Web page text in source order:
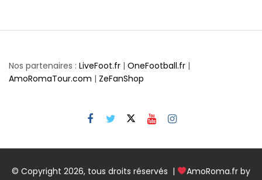
Nos partenaires : LiveFoot.fr | OneFootball.fr |
AmoRomaTour.com | ZeFanShop
© Copyright 2026, tous droits réservés |
AmoRoma.fr by